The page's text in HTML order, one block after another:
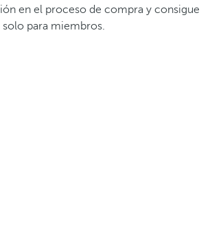
en el proceso de compra y consigue
para miembros.